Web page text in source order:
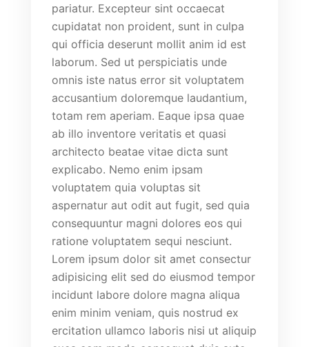
pariatur. Excepteur sint occaecat
cupidatat non proident, sunt in culpa
qui officia deserunt mollit anim id est
laborum. Sed ut perspiciatis unde
omnis iste natus error sit voluptatem
accusantium doloremque laudantium,
totam rem aperiam. Eaque ipsa quae
ab illo inventore veritatis et quasi
architecto beatae vitae dicta sunt
explicabo. Nemo enim ipsam
voluptatem quia voluptas sit
aspernatur aut odit aut fugit, sed quia
consequuntur magni dolores eos qui
ratione voluptatem sequi nesciunt.
Lorem ipsum dolor sit amet consectur
adipisicing elit sed do eiusmod tempor
incidunt labore dolore magna aliqua
enim minim veniam, quis nostrud ex
ercitation ullamco laboris nisi ut aliquip